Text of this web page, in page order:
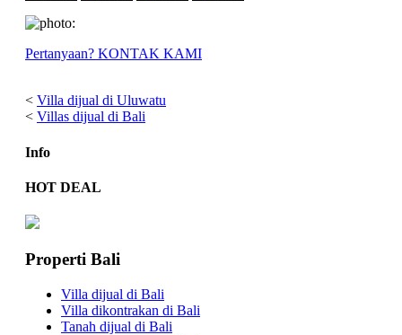
Pertanyaan? KONTAK KAMI
< Villa dijual di Uluwatu
< Villas dijual di Bali
Info
HOT DEAL
Properti Bali
Villa dijual di Bali
Villa dikontrakan di Bali
Tanah dijual di Bali